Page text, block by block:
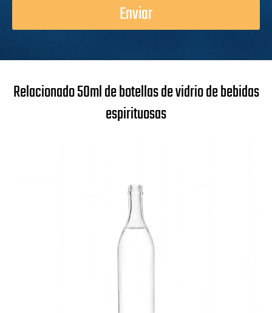
Enviar
Relacionado 50ml de botellas de vidrio de bebidas
espirituosas